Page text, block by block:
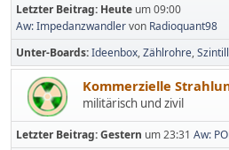
Letzter Beitrag: Heute um 09:00
Aw: Impedanzwandlervon Radioquant98
Unter-Boards Ideenbox Zählrohre
Kommerzielle
militärisch und zivil
Letzter Beitrag:Gestern um 23:31 Aw: